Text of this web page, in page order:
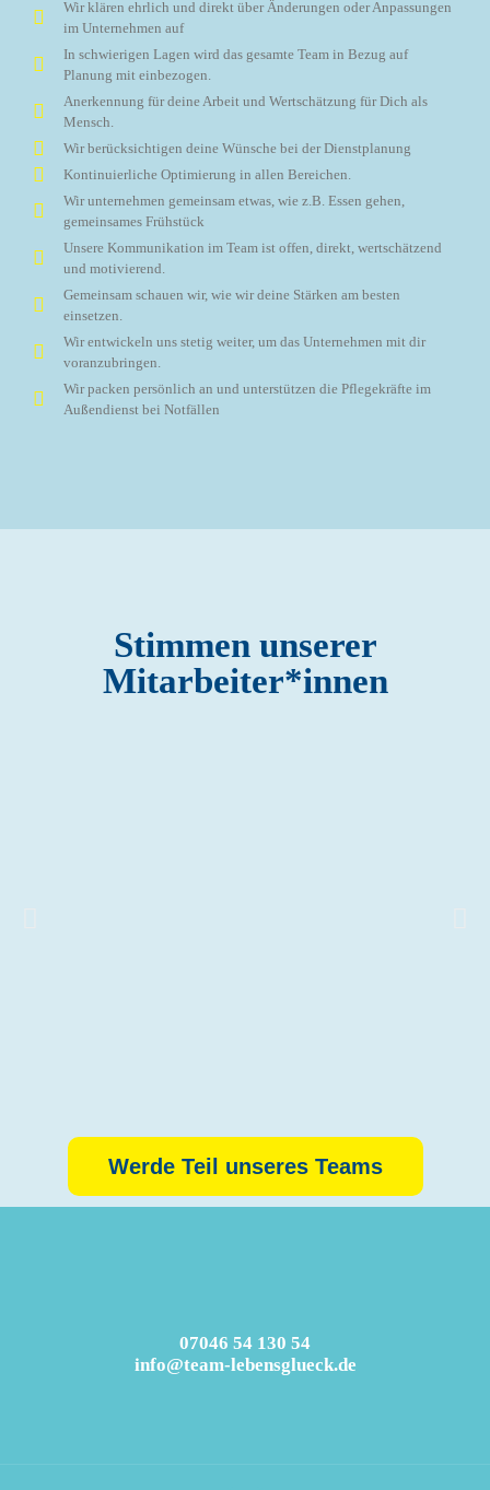
Wir klären ehrlich und direkt über Änderungen oder Anpassungen
im Unternehmen auf
In schwierigen Lagen wird das gesamte Team in Bezug auf
Planung mit einbezogen.
Anerkennung für deine Arbeit und Wertschätzung für Dich als
Mensch.
Wir berücksichtigen deine Wünsche bei der Dienstplanung
Kontinuierliche Optimierung in allen Bereichen.
Wir unternehmen gemeinsam etwas, wie z.B. Essen gehen,
gemeinsames Frühstück
Unsere Kommunikation im Team ist offen, direkt, wertschätzend
und motivierend.
Gemeinsam schauen wir, wie wir deine Stärken am besten
einsetzen.
Wir entwickeln uns stetig weiter, um das Unternehmen mit dir
voranzubringen.
Wir packen persönlich an und unterstützen die Pflegekräfte im
Außendienst bei Notfällen
Stimmen unserer
Mitarbeiter*innen
“Für mich war es tatsächlich so: Ich habe
mich beworben, bin angekommen und fühle
Werde Teil unseres Teams
07046 54 130 54
info@team-lebensglueck.de